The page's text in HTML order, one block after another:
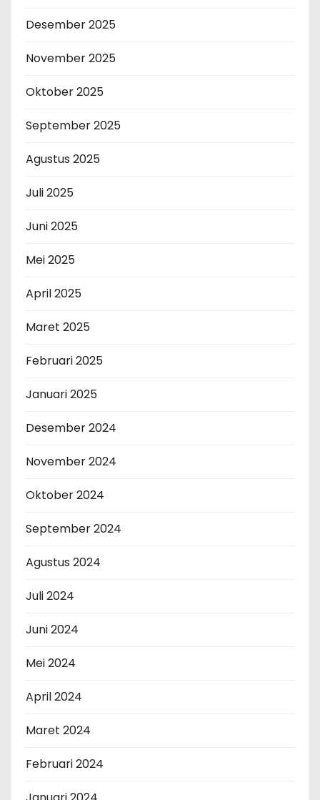
Desember 2025
November 2025
Oktober 2025
September 2025
Agustus 2025
Juli 2025
Juni 2025
Mei 2025
April 2025
Maret 2025
Februari 2025
Januari 2025
Desember 2024
November 2024
Oktober 2024
September 2024
Agustus 2024
Juli 2024
Juni 2024
Mei 2024
April 2024
Maret 2024
Februari 2024